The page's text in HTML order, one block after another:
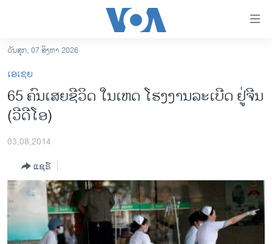
ເຂົ້າ
ຫາ
ຂ້າມ
ຂ້າມ
ໄປ
ຫາ
ອາເມຣິກາ
ຂ່າວ​ຈີນ
ໂລກ
ເອເຊຍ
ອິດສະຫຼະພາບດ້ານການຂ່າວ
ຊີວິດຊາວລາວ
ວັນສຸກ, 07 ສິງຫາ 2026
ເອເຊຍ
65 ຄົນເສຍ​ຊີວິດ ໃນເຫດ ໂຮງງານ​ລະເບີດ ຢູ່ຈີນ
(ວີດີໂອ)
03,08,2014
ແຊຣ໌